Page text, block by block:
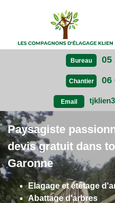
Bureau 05
Chantier 06
Email
Paysagiste
devis gratuit dans
Garonne
Elagage et étêtage
Abattage d'arbres